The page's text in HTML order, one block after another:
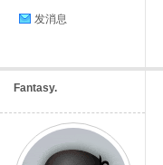
发消息
Fantasy.